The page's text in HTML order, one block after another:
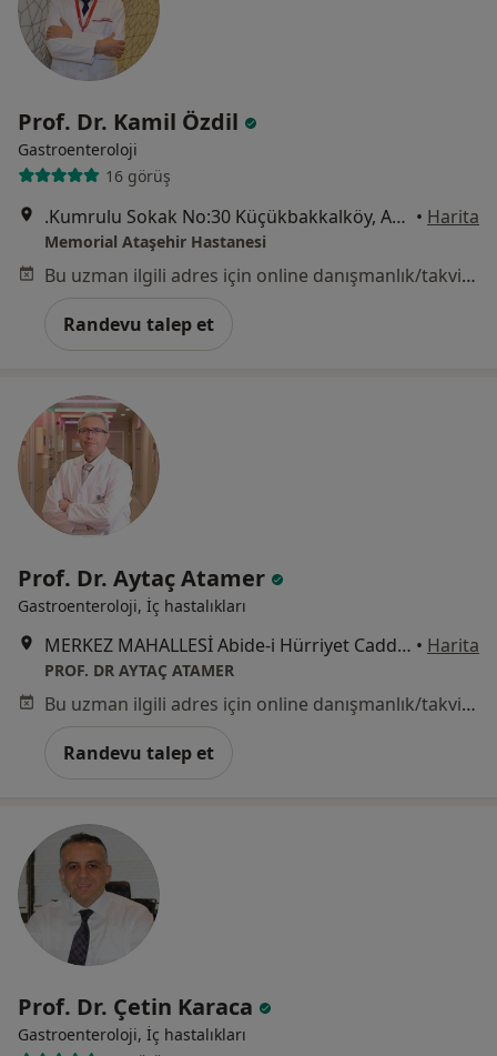
Prof. Dr. Kamil Özdil
Gastroenteroloji
16 görüş
.Kumrulu Sokak No:30 Küçükbakkalköy, Ataşehir • Harita
Memorial Ataşehir Hastanesi
Bu uzman ilgili adres için online danışmanlık/takvim sunmuyor.
Randevu talep et
Prof. Dr. Aytaç Atamer
Gastroenteroloji, İç hastalıkları
MERKEZ MAHALLESİ Abide-i Hürriyet Caddesi ALİ RIZA IŞIL APARTMANI NO: 187 KAT : 1 DAİRE: 4, İstanbul • Harita
PROF. DR AYTAÇ ATAMER
Bu uzman ilgili adres için online danışmanlık/takvim sunmuyor.
Randevu talep et
Prof. Dr. Çetin Karaca
Gastroenteroloji, İç hastalıkları